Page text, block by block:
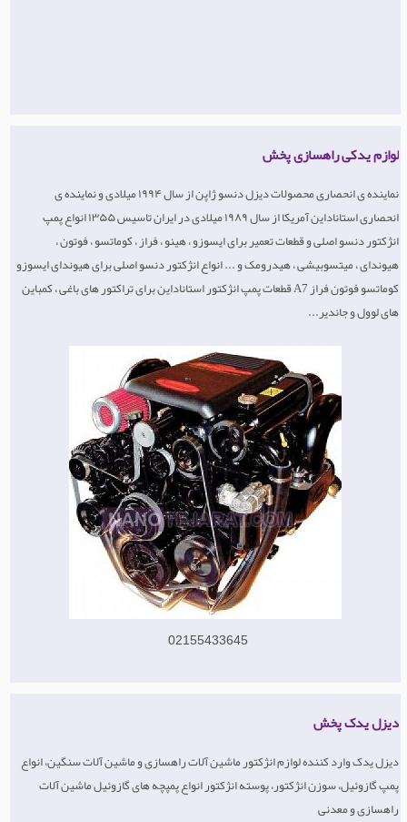
لوازم یدکی راهسازی پخش
نماینده ی انحصاری محصولات دیزل دنسو ژاپن از سال ۱۹۹۴ میلادی و نماینده ی
انحصاری استاناداین آمریکا از سال ۱۹۸۹ میلادی در ایران تاسیس ۱۳۵۵ انواع پمپ
انژکتور دنسو اصلی و قطعات تعمیر برای ایسوزو ، هینو ، فراز ، کوماتسو ، فوتون ،
هیوندای ، میتسوبیشی ، هیدرومک و ... انواع انژکتور دنسو اصلی برای هیوندای ایسوزو
کوماتسو فوتون فراز A7 قطعات پمپ انژکتور استاناداین برای تراکتور های باغی ، کمباین
های لوول و جاندیر...
02155433645
دیزل یدک پخش
دیزل یدک وارد کننده لوازم انژکتور ماشین آلات راهسازی و ماشین آلات سنگین، انواع
پمپ گازوئیل، سوزن انژکتور، پوسته انژکتور انواع پمپچه های گازوئیل ماشین آلات
راهسازی و معدنی